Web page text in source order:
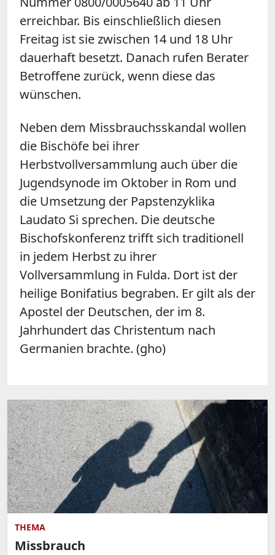
erreichbar. Bis einschließlich diesen
Freitag ist sie zwischen 14 und 18 Uhr
dauerhaft besetzt. Danach rufen Berater
Betroffene zurück, wenn diese das
wünschen.
Neben dem Missbrauchsskandal wollen
die Bischöfe bei ihrer
Herbstvollversammlung auch über die
Jugendsynode im Oktober in Rom und
die Umsetzung der Papstenzyklika
Laudato Si sprechen. Die deutsche
Bischofskonferenz trifft sich traditionell
in jedem Herbst zu ihrer
Vollversammlung in Fulda. Dort ist der
heilige Bonifatius begraben. Er gilt als der
Apostel der Deutschen, der im 8.
Jahrhundert das Christentum nach
Germanien brachte. (gho)
THEMA
Missbrauch